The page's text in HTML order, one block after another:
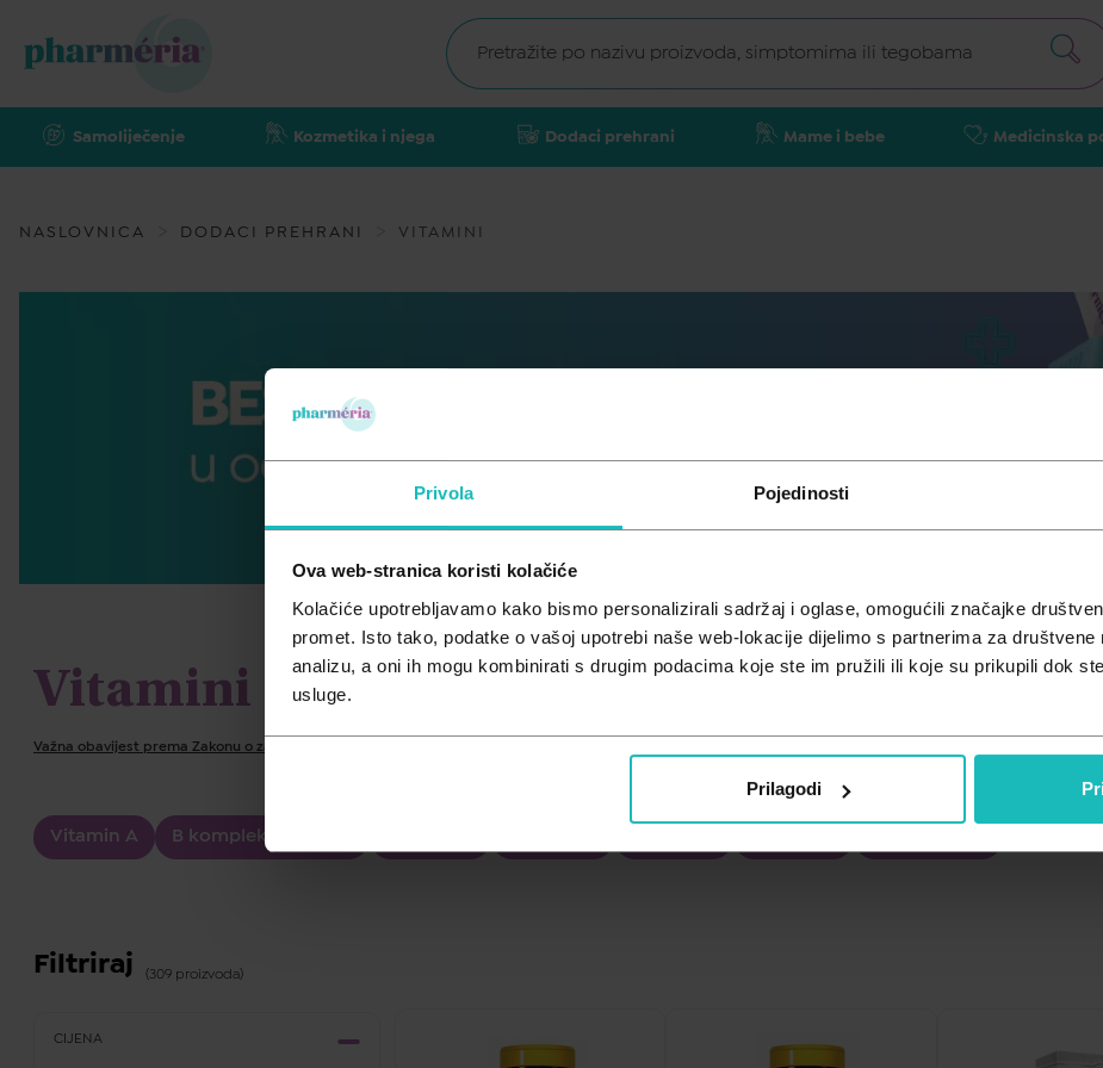
Privola Pojedinosti
Ova web-stranica koristi kolačiće
Kolačiće upotrebljavamo kako bismo personalizirali sadržaj i oglase, omogućili značajke
promet. Isto tako, podatke o vašoj upotrebi naše web-lokacije dijelimo s partnerima za društvene
analizu, a oni ih mogu kombinirati s drugim podacima koje ste im pružili ili koje su prikupili dok
usluge.
Prilagodi
Samoliječenje Kozmetika i njega Dodaci prehrani Mame i bebe Medicinska
NASLOVNICA DODACI PREHRANI VITAMINI
Vitamini
Važna obavijest prema Zakonu o zaštiti potrošača.
Vitamin A B kompleks vitamini
Filtriraj (309 proizvoda)
CIJENA